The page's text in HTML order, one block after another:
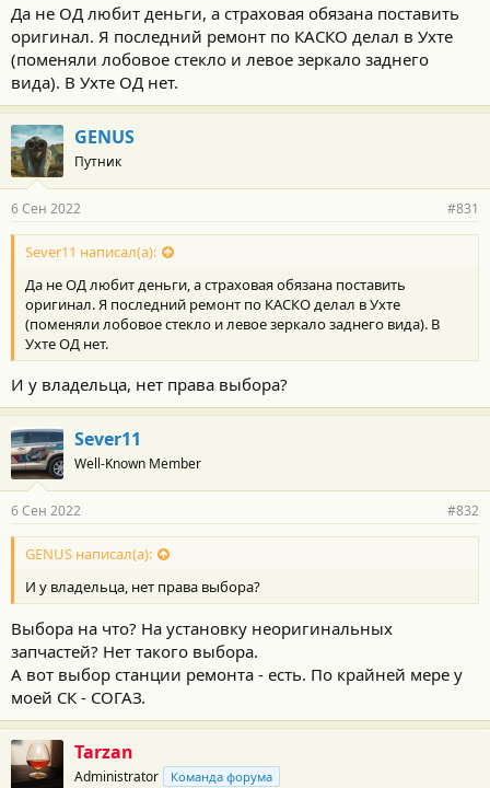
Да не ОД любит деньги, а страховая обязана поставить
оригинал. Я последний ремонт по КАСКО делал в Ухте
(поменяли лобовое стекло и левое зеркало заднего
вида). В Ухте ОД нет.
GENUS
Путник
6 Сен 2022 #831
Sever11 написал(а):
Да не ОД любит деньги, а страховая обязана поставить
оригинал. Я последний ремонт по КАСКО делал в Ухте
(поменяли лобовое стекло и левое зеркало заднего вида). В
Ухте ОД нет.
И у владельца, нет права выбора?
Sever11
Well-Known Member
6 Сен 2022 #832
GENUS написал(а):
И у владельца, нет права выбора?
Выбора на что? На установку неоригинальных
запчастей? Нет такого выбора.
А вот выбор станции ремонта - есть. По крайней мере у
моей СК - СОГАЗ.
Tarzan
Administrator Команда форума